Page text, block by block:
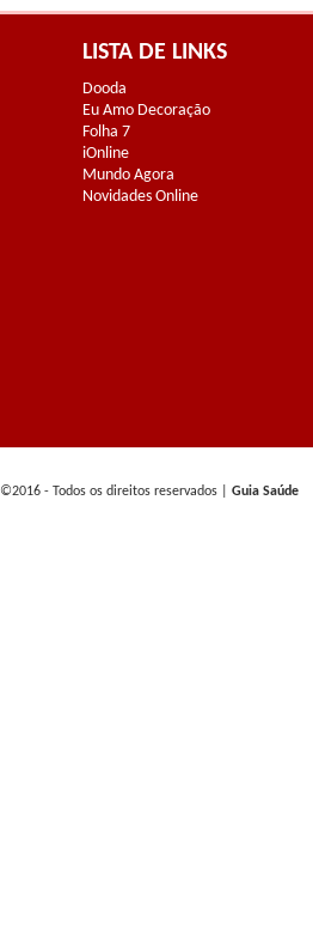
LISTA DE LINKS
Dooda
Eu Amo Decoração
Folha 7
iOnline
Mundo Agora
Novidades Online
©2016 - Todos os direitos reservados | Guia Saúde